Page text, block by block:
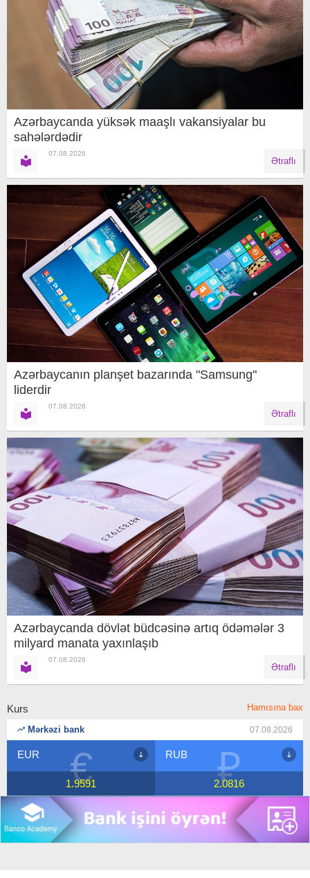
Azərbaycanda yüksək maaşlı vakansiyalar bu
sahələrdədir
07.08.2026
Ətraflı
Azərbaycanın planşet bazarında "Samsung"
liderdir
07.08.2026
Ətraflı
Azərbaycanda dövlət büdcəsinə artıq ödəmələr 3
milyard manata yaxınlaşıb
07.08.2026
Ətraflı
Kurs Hamısına bax
Mərkəzi bank 07.08.2026
₽
RUB
2.0816 $
USD
1.7